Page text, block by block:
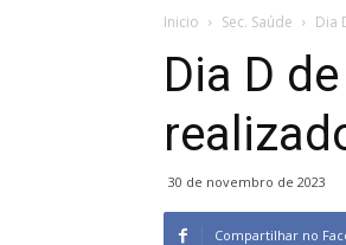
Inicio Sec. Saúde Dia
Dia D
30 de novembro de 2023
Compartilhar no